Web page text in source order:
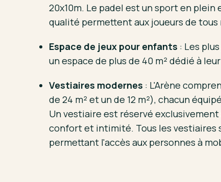
20x10m. Le padel est un sport en
qualité permettent aux joueurs de tous
Espace de jeux pour enfants : Les
un espace de plus de 40 m² dédié à
Vestiaires modernes : L'Arène
de 24 m² et un de 12 m²), chacun
Un vestiaire est réservé
confort et intimité. Tous les vestiaires
permettant l'accès aux personnes à